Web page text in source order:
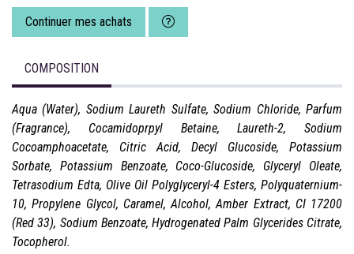
Continuer mes achats
COMPOSITION
Aqua (Water), Sodium Laureth Sulfate, Sodium Chloride, Parfum
(Fragrance), Cocamidoprpyl Betaine, Laureth-2, Sodium
Cocoamphoacetate, Citric Acid, Decyl Glucoside, Potassium
Sorbate, Potassium Benzoate, Coco-Glucoside, Glyceryl Oleate,
Tetrasodium Edta, Olive Oil Polyglyceryl-4 Esters, Polyquaternium-
10, Propylene Glycol, Caramel, Alcohol, Amber Extract, CI 17200
(Red 33), Sodium Benzoate, Hydrogenated Palm Glycerides Citrate,
Tocopherol.